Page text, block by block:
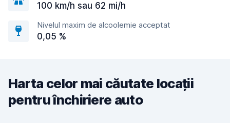
100 km/h sau 62 mi/h
Nivelul maxim de alcoolemie acceptat
0,05 %
Harta celor mai căutate locații
pentru închiriere auto